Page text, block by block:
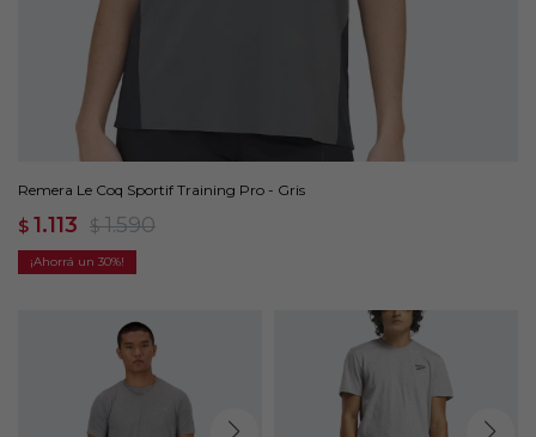
Remera Le Coq Sportif Training Pro - Gris
$ 1.113 $ 1.590
30